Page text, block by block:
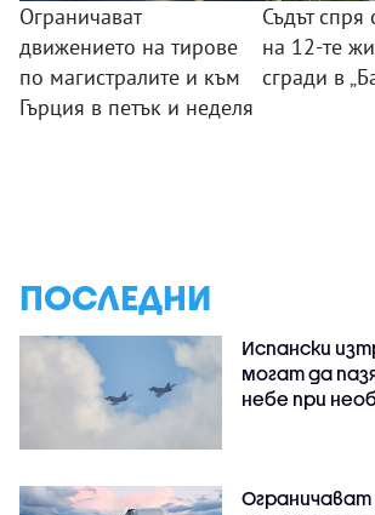
Ограничават
движението на тирове
по магистралите и към
Гърция в петък и неделя
Съдът спря
на 12-те
сгради в
ПОСЛЕДНИ
Испански
могат да
небе при